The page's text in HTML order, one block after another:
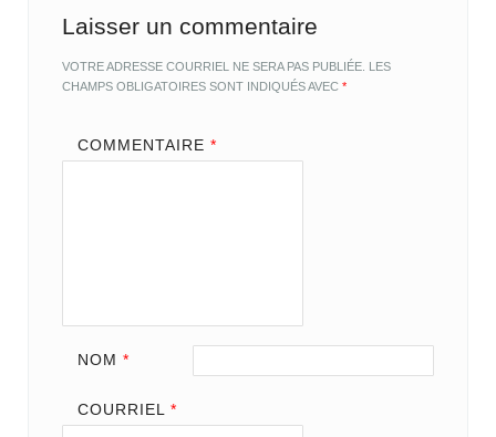
Laisser un commentaire
VOTRE ADRESSE COURRIEL NE SERA PAS PUBLIÉE. LES
CHAMPS OBLIGATOIRES SONT INDIQUÉS AVEC*
COMMENTAIRE *
NOM *
COURRIEL *